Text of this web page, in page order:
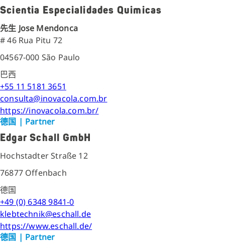
Scientia Especialidades Quimicas
先生 Jose Mendonca
# 46 Rua Pitu 72
04567-000 São Paulo
巴西
+55 11 5181 3651
consulta@inovacola.com.br
https://inovacola.com.br/
德国 | Partner
Edgar Schall GmbH
Hochstadter Straße 12
76877 Offenbach
德国
+49 (0) 6348 9841-0
klebtechnik@eschall.de
https://www.eschall.de/
德国 | Partner